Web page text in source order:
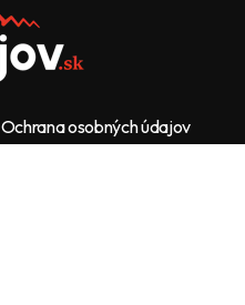
Ochrana osobných údajov